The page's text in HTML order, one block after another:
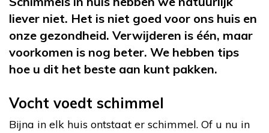
liever niet. Het is niet goed voor ons huis en
onze gezondheid. Verwijderen is één, maar
voorkomen is nog beter. We hebben tips
hoe u dit het beste aan kunt pakken.
Vocht voedt schimmel
Bijna in elk huis ontstaat er schimmel. Of u nu in